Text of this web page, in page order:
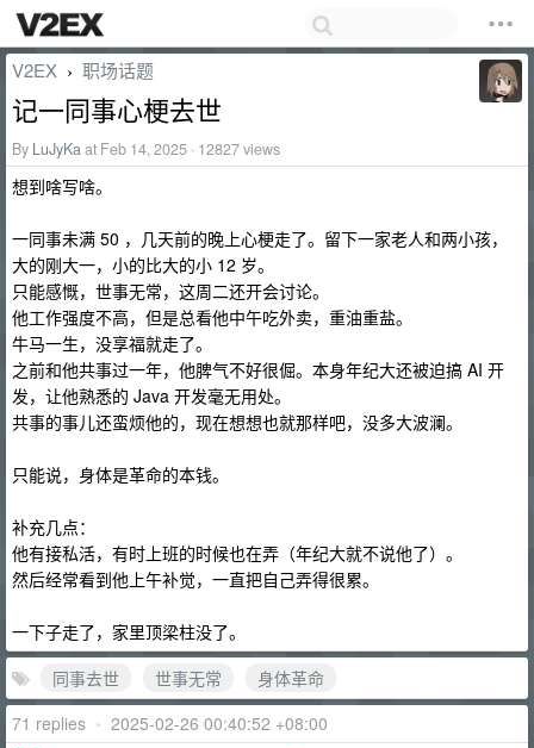
V2EX › 职场话题
记一同事心梗去世
By LuJyKaat Feb 14, 2025 · 12827 views
想到啥写啥。
一同事未满 50 ，几天前的晚上心梗走了。留下一家老人和两小孩，
大的刚大一，小的比大的小 12 岁。
只能感慨，世事无常，这周二还开会讨论。
他工作强度不高，但是总看他中午吃外卖，重油重盐。
牛马一生，没享福就走了。
之前和他共事过一年，他脾气不好很倔。本身年纪大还被迫搞 AI 开
发，让他熟悉的 Java 开发毫无用处。
共事的事儿还蛮烦他的，现在想想也就那样吧，没多大波澜。
只能说，身体是革命的本钱。
补充几点：
他有接私活，有时上班的时候也在弄（年纪大就不说他了）。
然后经常看到他上午补觉，一直把自己弄得很累。
一下子走了，家里顶梁柱没了。
同事去世
世事无常
身体革命
71 replies • 2025-02-26 00:40:52 +08:00